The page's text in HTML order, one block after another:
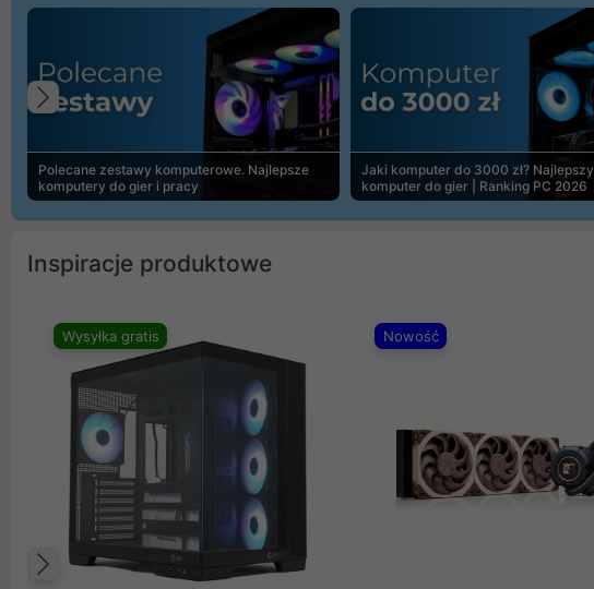
Polecane zestawy komputerowe. Najlepsze
komputery do gier i pracy
Jaki komputer do 3000 zł? Najlepszy
komputer do gier | Ranking PC 2026
Poprzedni
Inspiracje produktowe
Wysyłka gratis Nowość